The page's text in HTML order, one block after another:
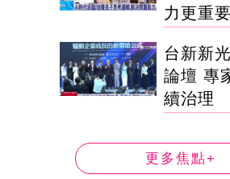
力更重要
台新新
論壇 專
續治理
更多焦點+